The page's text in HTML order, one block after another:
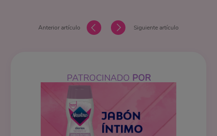
Anterior artículo Siguiente artículo
PATROCINADO POR